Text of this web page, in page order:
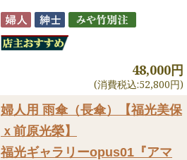
48,000円
(消費税込:52,800円)
婦人用 雨傘（長傘）
【福光美保
ｘ前原光榮】
福光ギャラリーopus01『アマ